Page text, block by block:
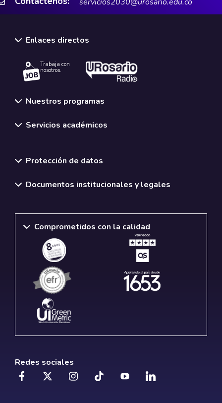
Enlaces directos
Trabaja con
nosotros.
Nuestros programas
Servicios académicos
Protección de datos
Documentos institucionales y legales
Comprometidos con la calidad
Redes sociales